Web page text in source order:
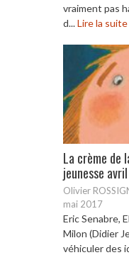
vraiment pas
d...Lire la suite
La crème de
jeunesse
Olivier
mai 2017
Eric Senabre,
Milon (Didier
véhiculer des